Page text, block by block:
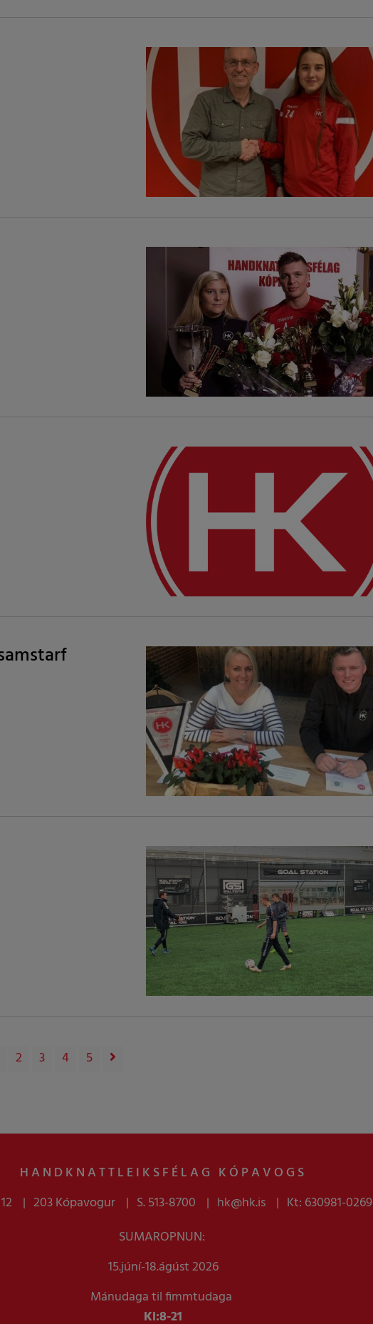
2 3 4 5
HANDKNATTLEIKSFÉLAG KÓPAVOGS
203 Kópavogur S. 513-8700 hk@hk.is
Kt: 630981-0269
SUMAROPNUN:
15.júní-18.ágúst 2026
Mánudaga til fimmtudaga
Kl:8-21